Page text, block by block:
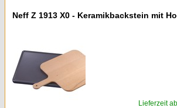
Neff Z 1913 X0 - Keramikbackstein mit
Lieferzeit